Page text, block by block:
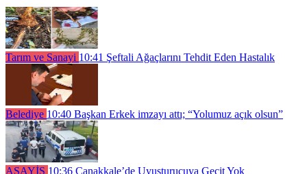
Tarım ve Sanayi 10:41 Şeftali Ağaçlarını Tehdit Eden Hastalık
Belediye 10:40 Başkan Erkek imzayı attı; “Yolumuz açık olsun”
ASAYİŞ 10:36 Çanakkale’de Uyuşturucuya Geçit Yok